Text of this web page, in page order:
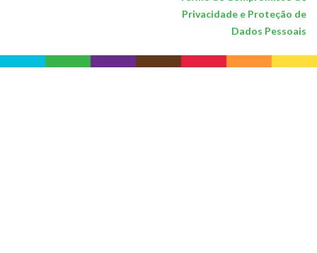
Privacidade e Proteção de
Dados Pessoais